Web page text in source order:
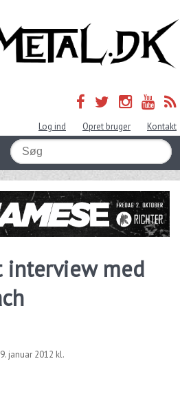
Log ind Opret bruger Kontakt
med
januar 2012 kl.